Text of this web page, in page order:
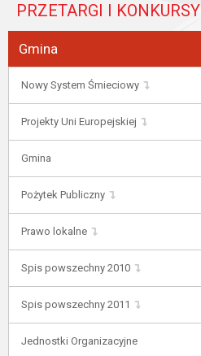
PRZETARGI I KONKURSY
Gmina
Nowy System Śmieciowy
Projekty Uni Europejskiej
Gmina
Pożytek Publiczny
Prawo lokalne
Spis powszechny 2010
Spis powszechny 2011
Jednostki Organizacyjne